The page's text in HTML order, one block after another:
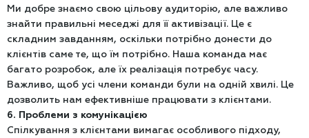
Ми добре знаємо свою цільову аудиторію, але важливо
знайти правильні меседжі для її активізації. Це є
складним завданням, оскільки потрібно донести до
клієнтів саме те, що їм потрібно. Наша команда має
багато розробок, але їх реалізація потребує часу.
Важливо, щоб усі члени команди були на одній хвилі. Це
дозволить нам ефективніше працювати з клієнтами.
6. Проблеми з комунікацією
Спілкування з клієнтами вимагає особливого підходу,